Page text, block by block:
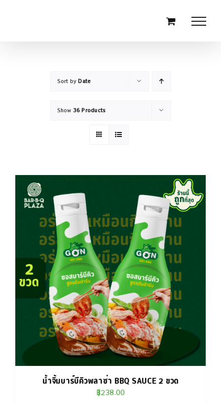
Sort byDate
Show 36 Products
น้ำจิ้มบาร์บีคิวพลาซ่า BBQ SAUCE 2 ขวด
฿238.00